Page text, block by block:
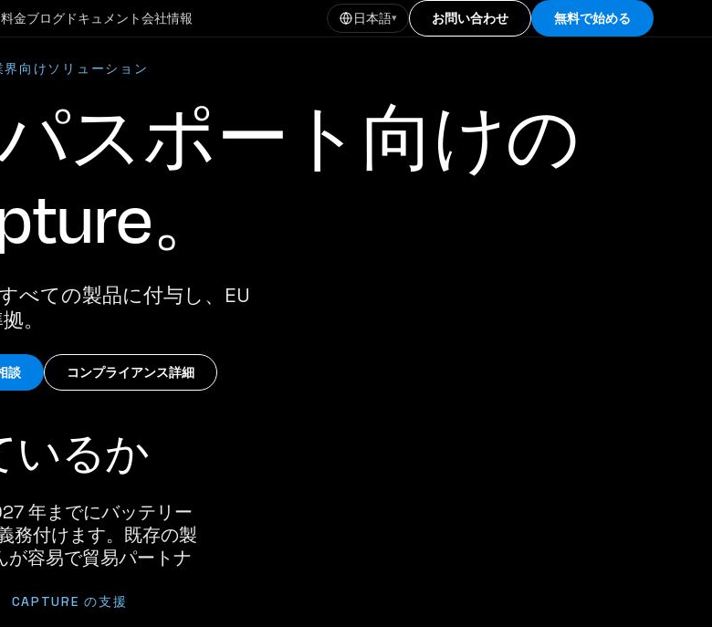
料金ブログ ドキュメント会社情報 日本語▾ お問い合わせ 無料で始める
界向けソリューション
スポート向けの
。
べての製品に付与し、EU
。
談
コンプライアンス詳細
いるか
年までにバッテリー
務付けます。既存の製
容易で貿易パートナ
CAPTURE の支援